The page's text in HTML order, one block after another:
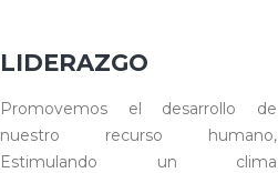
LIDERAZGO
Promovemos el desarrollo de
nuestro recurso humano,
Estimulando un clima